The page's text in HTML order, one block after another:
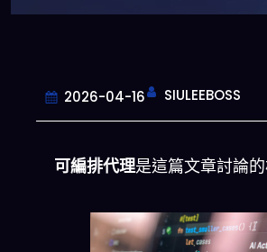
2026-04-16 SIULEEBOSS
可編排代理是這篇文章討論